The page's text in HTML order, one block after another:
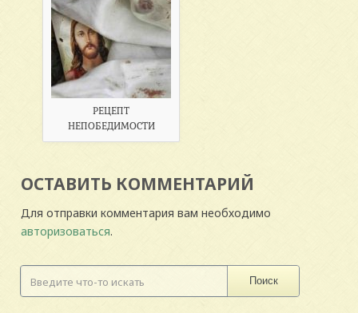
РЕЦЕПТ
НЕПОБЕДИМОСТИ
ОСТАВИТЬ КОММЕНТАРИЙ
Для отправки комментария вам необходимо
авторизоваться.
Поиск